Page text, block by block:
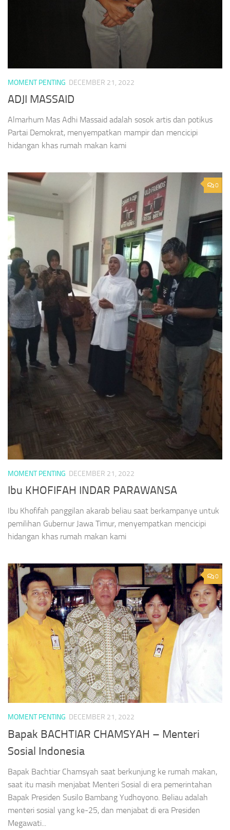
MOMENT PENTING DECEMBER 21, 2022
ADJI MASSAID
Almarhum Mas Adhi Massaid adalah sosok artis dan potikus
Partai Demokrat, menyempatkan mampir dan mencicipi
hidangan khas rumah makan kami
0
MOMENT PENTING DECEMBER 21, 2022
Ibu KHOFIFAH INDAR PARAWANSA
Ibu Khofifah panggilan akarab beliau saat berkampanye untuk
pemilihan Gubernur Jawa Timur, menyempatkan mencicipi
hidangan khas rumah makan kami
0
MOMENT PENTING DECEMBER 21, 2022
Bapak BACHTIAR CHAMSYAH – Menteri
Sosial Indonesia
Bapak Bachtiar Chamsyah saat berkunjung ke rumah makan,
saat itu masih menjabat Menteri Sosial di era pemerintahan
Bapak Presiden Susilo Bambang Yudhoyono. Beliau adalah
menteri sosial yang ke-25, dan menjabat di era Presiden
Megawati...